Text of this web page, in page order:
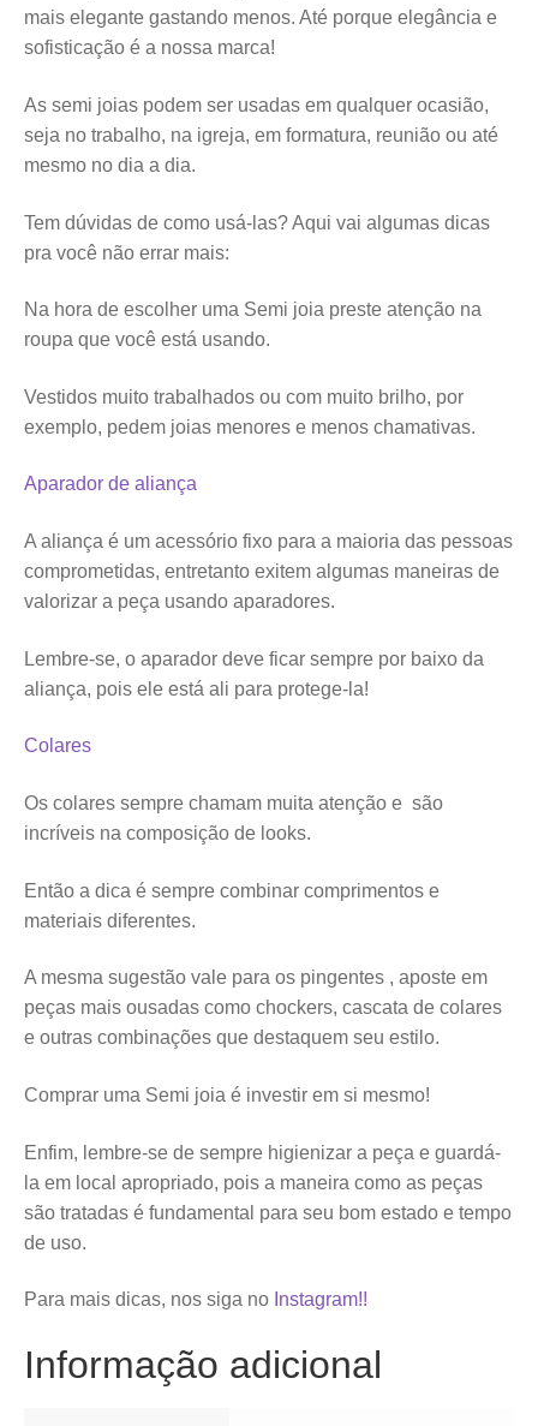
mais elegante gastando menos. Até porque elegância e
sofisticação é a nossa marca!
As semi joias podem ser usadas em qualquer ocasião,
seja no trabalho, na igreja, em formatura, reunião ou até
mesmo no dia a dia.
Tem dúvidas de como usá-las? Aqui vai algumas dicas
pra você não errar mais:
Na hora de escolher uma Semi joia preste atenção na
roupa que você está usando.
Vestidos muito trabalhados ou com muito brilho, por
exemplo, pedem joias menores e menos chamativas.
Aparador de aliança
A aliança é um acessório fixo para a maioria das pessoas
comprometidas, entretanto exitem algumas maneiras de
valorizar a peça usando aparadores.
Lembre-se, o aparador deve ficar sempre por baixo da
aliança, pois ele está ali para protege-la!
Colares
Os colares sempre chamam muita atenção e são
incríveis na composição de looks.
Então a dica é sempre combinar comprimentos e
materiais diferentes.
A mesma sugestão vale para os pingentes , aposte em
peças mais ousadas como chockers, cascata de colares
e outras combinações que destaquem seu estilo.
Comprar uma Semi joia é investir em si mesmo!
Enfim, lembre-se de sempre higienizar a peça e guardá-
la em local apropriado, pois a maneira como as peças
são tratadas é fundamental para seu bom estado e tempo
de uso.
Para mais dicas, nos siga no Instagram!!
Informação adicional